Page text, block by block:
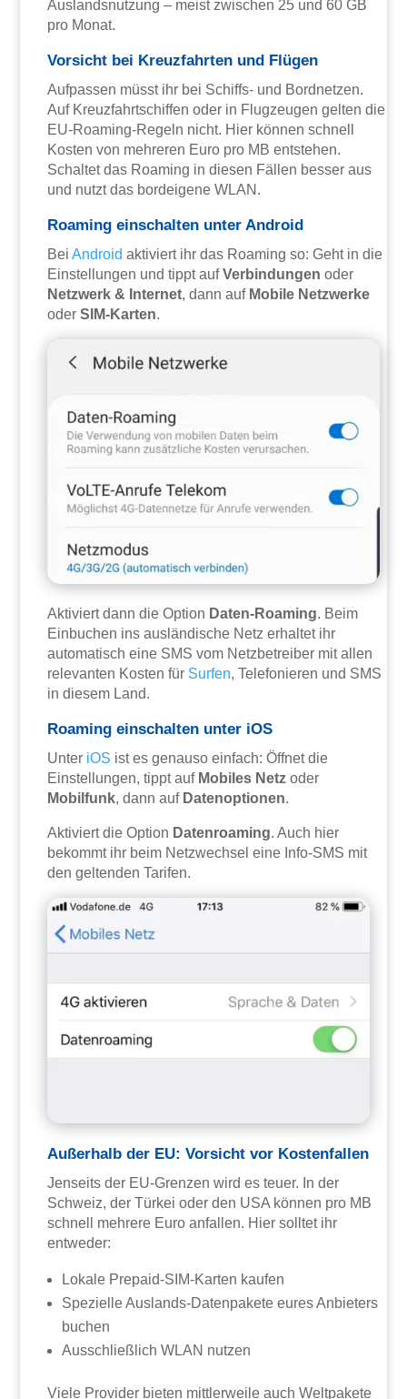
Auslandsnutzung – meist zwischen 25 und 60 GB
pro Monat.
Vorsicht bei Kreuzfahrten und Flügen
Aufpassen müsst ihr bei Schiffs- und Bordnetzen.
Auf Kreuzfahrtschiffen oder in Flugzeugen gelten die
EU-Roaming-Regeln nicht. Hier können schnell
Kosten von mehreren Euro pro MB entstehen.
Schaltet das Roaming in diesen Fällen besser aus
und nutzt das bordeigene WLAN.
Roaming einschalten unter Android
BeiAndroid aktiviert ihr das Roaming so: Geht in die
Einstellungen und tippt aufVerbindungen oder
Netzwerk & Internet, dann auf Mobile Netzwerke
oderSIM-Karten.
Aktiviert dann die Option Daten-Roaming. Beim
Einbuchen ins ausländische Netz erhaltet ihr
automatisch eine SMS vom Netzbetreiber mit allen
relevanten Kosten für Surfen, Telefonieren und SMS
in diesem Land.
Roaming einschalten unter iOS
Unter iOS ist es genauso einfach: Öffnet die
Einstellungen, tippt auf Mobiles Netz oder
Mobilfunk, dann auf Datenoptionen.
Aktiviert die Option Datenroaming. Auch hier
bekommt ihr beim Netzwechsel eine Info-SMS mit
den geltenden Tarifen.
Außerhalb der EU: Vorsicht vor Kostenfallen
Jenseits der EU-Grenzen wird es teuer. In der
Schweiz, der Türkei oder den USA können pro MB
schnell mehrere Euro anfallen. Hier solltet ihr
entweder:
Lokale Prepaid-SIM-Karten kaufen
Spezielle Auslands-Datenpakete eures Anbieters
buchen
Ausschließlich WLAN nutzen
Viele Provider bieten mittlerweile auch Weltpakete